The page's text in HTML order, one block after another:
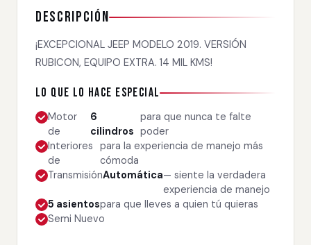
Descripción
¡EXCEPCIONAL JEEP MODELO 2019. VERSIÓN
RUBICON, EQUIPO EXTRA. 14 MIL KMS!
Lo que lo hace especial
Motor
de
6
cilindros
para que nunca te falte
poder
Interiores
de
para la experiencia de manejo más
cómoda
TransmisiónAutomática— siente la verdadera
experiencia de manejo
5 asientospara que lleves a quien tú quieras
Semi Nuevo